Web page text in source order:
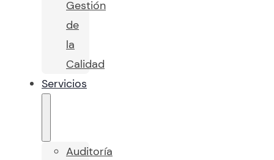
Gestión
de
la
Calidad
Servicios
Auditoría